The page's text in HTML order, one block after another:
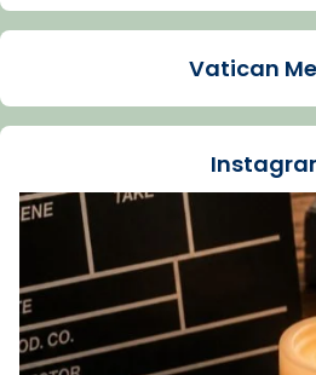
Arquebisbat de
La Carmina va patir
dos mesos, a l'Estadi
Recupera l'entrevista
tican News 👇
www.vaticannews.va/es/
07/carmina-historia-
espana-testimoni...
Vatican